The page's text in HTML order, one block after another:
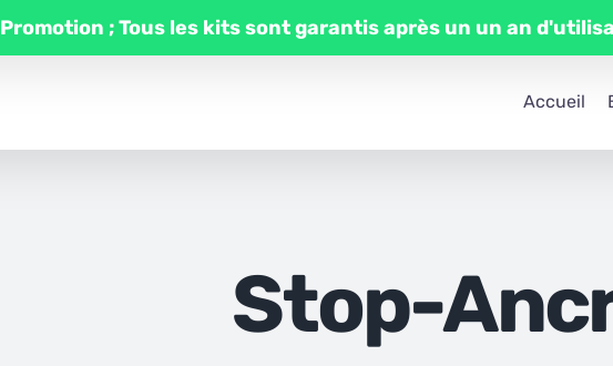
Promotion ; Tous les kits sont garantis après un un an
Accueil
Stop-